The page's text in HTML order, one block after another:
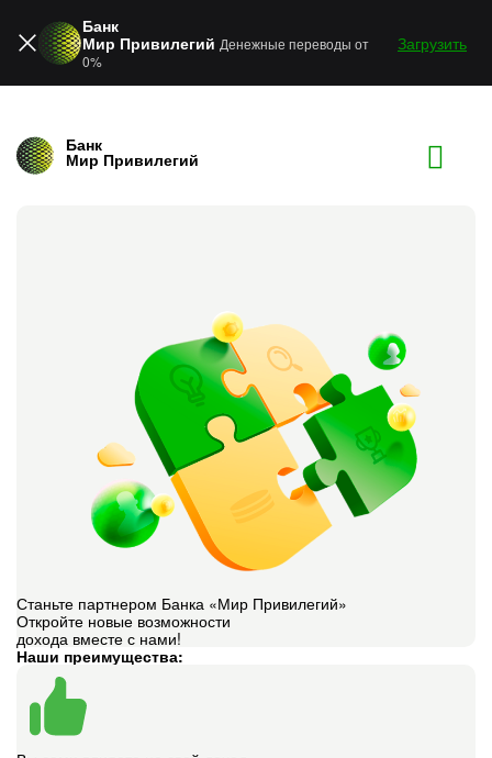
Банк
Мир Привилегий Денежные переводы от
0%
Загрузить
Банк
Мир Привилегий
Станьте партнером Банка «Мир Привилегий»
Откройте новые возможности
дохода вместе с нами!
Наши преимущества: